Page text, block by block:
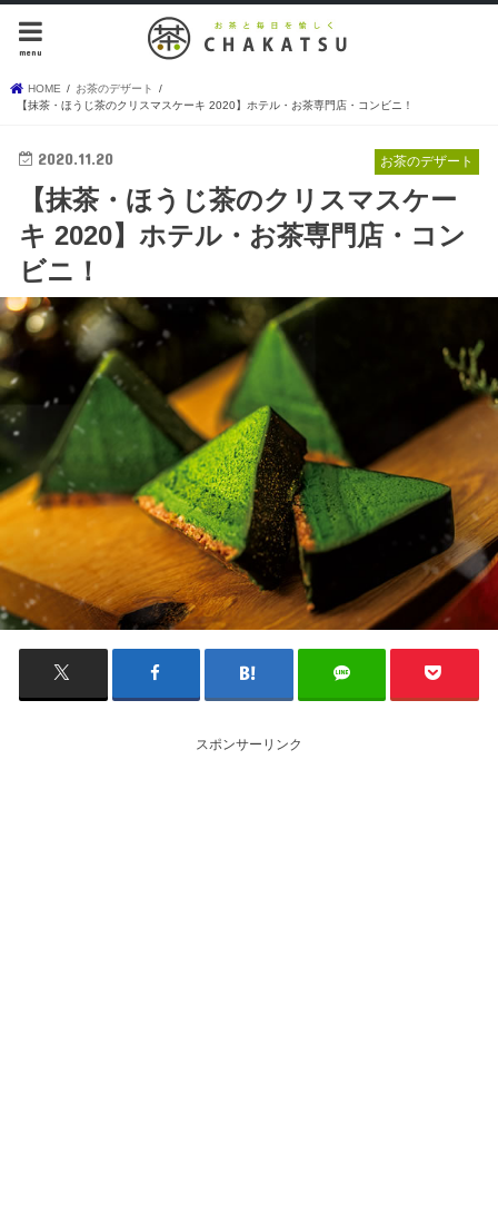
menu
HOME
お茶のデザート
【抹茶・ほうじ茶のクリスマスケーキ 2020】ホテル・お茶専門店・コンビニ！
お茶のデザート
2020.11.20
【抹茶・ほうじ茶のクリスマスケー
キ 2020】ホテル・お茶専門店・コン
ビニ！
スポンサーリンク